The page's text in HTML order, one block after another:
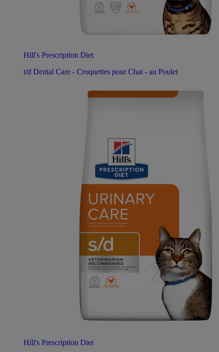
Hill's Prescription Diet
t/d Dental Care - Croquettes pour Chat - au Poulet
Hill's Prescription Diet